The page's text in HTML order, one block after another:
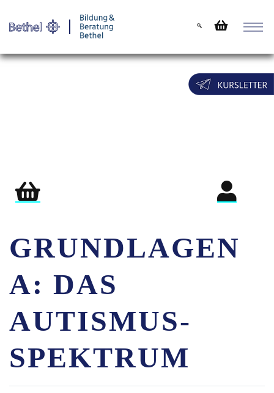
GRUNDLAGEN
A: DAS
AUTISMUS-
SPEKTRUM